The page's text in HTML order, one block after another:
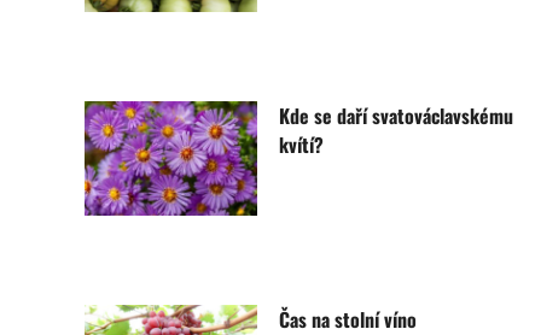
Kde se daří svatováclavskému
kvítí?
Čas na stolní víno